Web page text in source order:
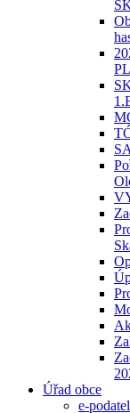
Úřad obce
e-